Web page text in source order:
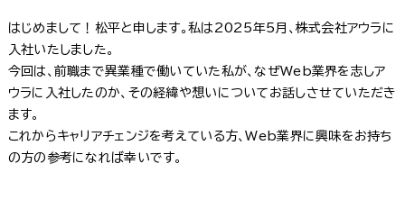
はじめまして！松平と申します。私は2025年5月、株式会社アウラに
入社いたしました。
今回は、前職まで異業種で働いていた私が、なぜWeb業界を志しア
ウラに入社したのか、その経緯や想いについてお話しさせていただき
ます。
これからキャリアチェンジを考えている方、Web業界に興味をお持ち
の方の参考になれば幸いです。